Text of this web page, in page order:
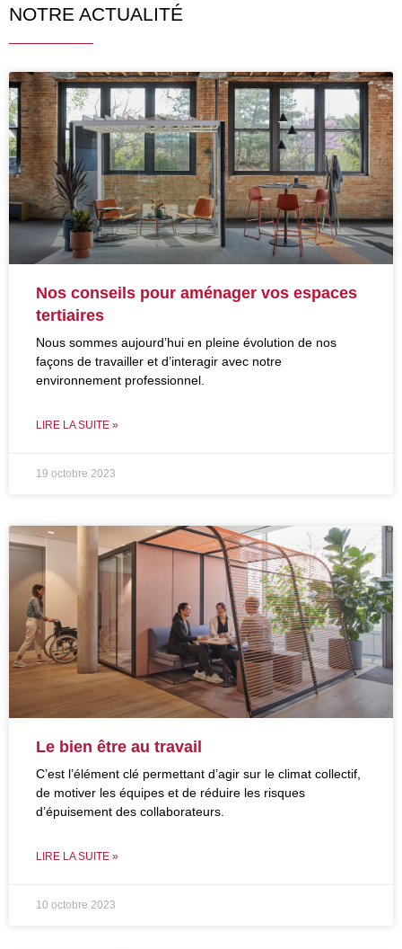
NOTRE ACTUALITÉ
Nos conseils pour aménager vos espaces
tertiaires
Nous sommes aujourd’hui en pleine évolution de nos
façons de travailler et d’interagir avec notre
environnement professionnel.
LIRE LA SUITE »
19 octobre 2023
Le bien être au travail
C’est l’élément clé permettant d’agir sur le climat collectif,
de motiver les équipes et de réduire les risques
d’épuisement des collaborateurs.
LIRE LA SUITE »
10 octobre 2023